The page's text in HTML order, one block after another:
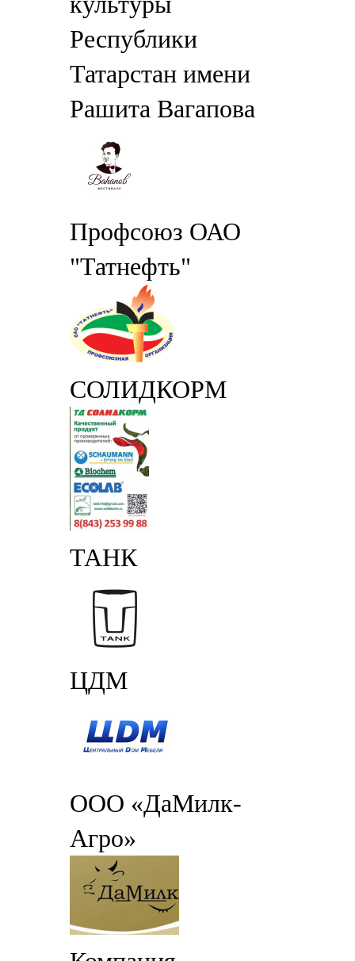
Республики
Татарстан имени
Рашита Вагапова
Профсоюз ОАО
"Татнефть"
СОЛИДКОРМ
ТАНК
ЦДМ
ООО «ДаМилк-
Агро»